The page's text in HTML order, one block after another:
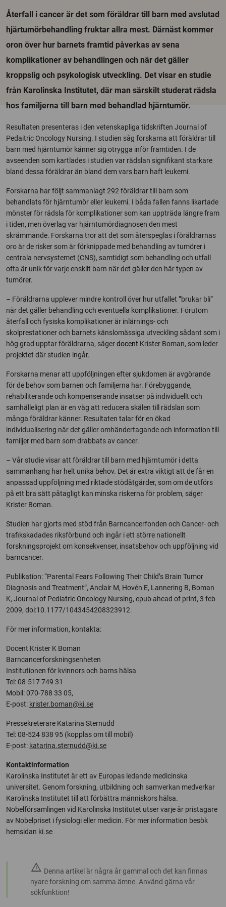
Återfall i cancer är det som föräldrar till barn med avslutad
hjärtumörbehandling fruktar allra mest. Därnäst kommer
oron över hur barnets framtid påverkas av sena
komplikationer av behandlingen och när det gäller
kroppslig och psykologisk utveckling. Det visar en studie
från Karolinska Institutet, där man särskilt studerat rädsla
hos familjerna till barn med behandlad hjärntumör.
Resultaten presenteras i den vetenskapliga tidskriften Journal of
Pedaitric Oncology Nursing. I studien såg forskarna att föräldrar till
barn med hjärntumör känner sig otrygga inför framtiden. I de
avseenden som kartlades i studien var rädslan signifikant starkare
bland dessa föräldrar än bland dem vars barn haft leukemi.
Forskarna har följt sammanlagt 292 föräldrar till barn som
behandlats för hjärntumör eller leukemi. I båda fallen fanns likartade
mönster för rädsla för komplikationer som kan uppträda längre fram
i tiden, men överlag var hjärntumördiagnosen den mest
skrämmande. Forskarna tror att det som återspeglas i föräldrarnas
oro är de risker som är förknippade med behandling av tumörer i
centrala nervsystemet (CNS), samtidigt som behandling och utfall
ofta är unik för varje enskilt barn när det gäller den här typen av
tumörer.
– Föräldrarna upplever mindre kontroll över hur utfallet ”brukar bli”
när det gäller behandling och eventuella komplikationer. Förutom
återfall och fysiska komplikationer är inlärnings- och
skolprestationer och barnets känslomässiga utveckling sådant som i
hög grad upptar föräldrarna, sägerdocent Krister Boman, som leder
projektet där studien ingår.
Forskarna menar att uppföljningen efter sjukdomen är avgörande
för de behov som barnen och familjerna har. Förebyggande,
rehabiliterande och kompenserande insatser på individuellt och
samhälleligt plan är en väg att reducera skälen till rädslan som
många föräldrar känner. Resultaten talar för en ökad
individualisering när det gäller omhändertagande och information till
familjer med barn som drabbats av cancer.
– Vår studie visar att föräldrar till barn med hjärntumör i detta
sammanhang har helt unika behov. Det är extra viktigt att de får en
anpassad uppföljning med riktade stödåtgärder, som om de utförs
på ett bra sätt påtagligt kan minska riskerna för problem, säger
Krister Boman.
Studien har gjorts med stöd från Barncancerfonden och Cancer- och
trafikskadades riksförbund och ingår i ett större nationellt
forskningsprojekt om konsekvenser, insatsbehov och uppföljning vid
barncancer.
Publikation: “Parental Fears Following Their Child’s Brain Tumor
Diagnosis and Treatment”, Anclair M, Hovén E, Lannering B, Boman
K, Journal of Pediatric Oncology Nursing, epub ahead of print, 3 feb
2009, doi:10.1177/1043454208323912.
För mer information, kontakta:
Docent Krister K Boman
Barncancerforskningsenheten
Institutionen för kvinnors och barns hälsa
Tel: 08-517 749 31
Mobil: 070-788 33 05,
E-post: krister.boman@ki.se
Pressekreterare Katarina Sternudd
Tel: 08-524 838 95 (kopplas om till mobil)
E-post: katarina.sternudd@ki.se
Kontaktinformation
Karolinska Institutet är ett av Europas ledande medicinska
universitet. Genom forskning, utbildning och samverkan medverkar
Karolinska Institutet till att förbättra människors hälsa.
Nobelförsamlingen vid Karolinska Institutet utser varje år pristagare
av Nobelpriset i fysiologi eller medicin. För mer information besök
hemsidan ki.se
warning Denna artikel är några år gammal och det kan finnas
nyare forskning om samma ämne. Använd gärna vår
sökfunktion!